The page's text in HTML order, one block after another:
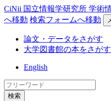
CiNii 国立情報学研究所 学術
へ移動 検索フォームへ移動
論文・データをさがす
大学図書館の本をさがす
English
検索